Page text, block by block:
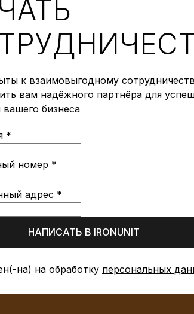
к взаимовыгодному
вам надёжного партнёра для
вашего бизнеса
*
номер *
адрес *
НАПИСАТЬ В IRONUNIT
на) на обработку персональных